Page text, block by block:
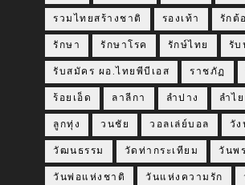
รวมไทยสร้างชาติ รองเท้า รักต้
รักษา รักษาโรค รักษ์ไทย รับ
รับสมัคร ผอ.ไทยพีบีเอส ราชภัฏ
ร้อยเอ็ด ลาลีกา ลำปาง ลำไย
ลูกทุ่ง วนชัย วอลเล่ย์บอล วัง
วัฒนธรรม วัดท่ากระเทียม วันพ
วันพ่อแห่งชาติ วันแห่งความรัก